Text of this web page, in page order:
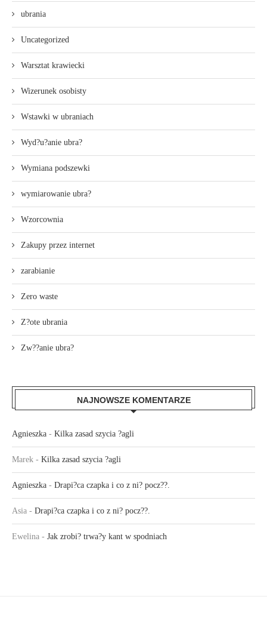
ubrania
Uncategorized
Warsztat krawiecki
Wizerunek osobisty
Wstawki w ubraniach
Wyd?u?anie ubra?
Wymiana podszewki
wymiarowanie ubra?
Wzorcownia
Zakupy przez internet
zarabianie
Zero waste
Z?ote ubrania
Zw??anie ubra?
NAJNOWSZE KOMENTARZE
Agnieszka - Kilka zasad szycia ?agli
Marek - Kilka zasad szycia ?agli
Agnieszka - Drapi?ca czapka i co z ni? pocz??.
Asia - Drapi?ca czapka i co z ni? pocz??.
Ewelina - Jak zrobi? trwa?y kant w spodniach